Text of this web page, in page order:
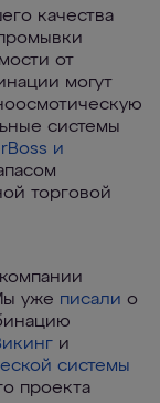
качества
от
могут
системы
и
торговой
уже писали о
и
системы
проекта